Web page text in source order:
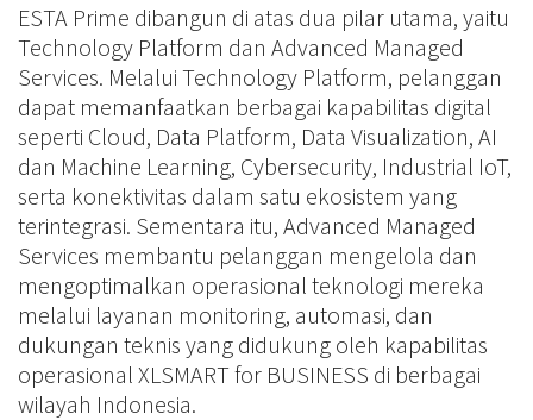
ESTA Prime dibangun di atas dua pilar utama, yaitu
Technology Platform dan Advanced Managed
Services. Melalui Technology Platform, pelanggan
dapat memanfaatkan berbagai kapabilitas digital
seperti Cloud, Data Platform, Data Visualization, AI
dan Machine Learning, Cybersecurity, Industrial IoT,
serta konektivitas dalam satu ekosistem yang
terintegrasi. Sementara itu, Advanced Managed
Services membantu pelanggan mengelola dan
mengoptimalkan operasional teknologi mereka
melalui layanan monitoring, automasi, dan
dukungan teknis yang didukung oleh kapabilitas
operasional XLSMART for BUSINESS di berbagai
wilayah Indonesia.